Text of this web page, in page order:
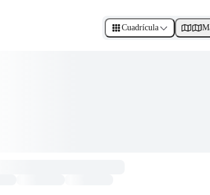
Cuadrícula